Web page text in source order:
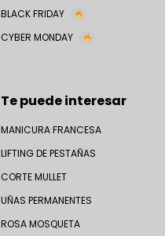
BLACK FRIDAY
CYBER MONDAY
Te puede interesar
MANICURA FRANCESA
LIFTING DE PESTAÑAS
CORTE MULLET
UÑAS PERMANENTES
ROSA MOSQUETA